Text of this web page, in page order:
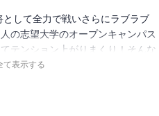
ら！」
･！？
して全力で戦いさらにラブラブ
の志望大学のオープンキャンパス
テンション上がりまくり！そんな
茶に体験メイドとして入ってきた
て表示する